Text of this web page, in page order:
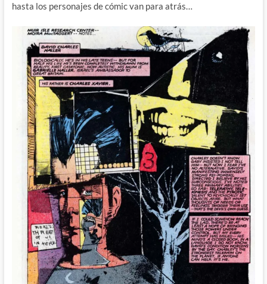
hasta los personajes de cómic van para atrás…